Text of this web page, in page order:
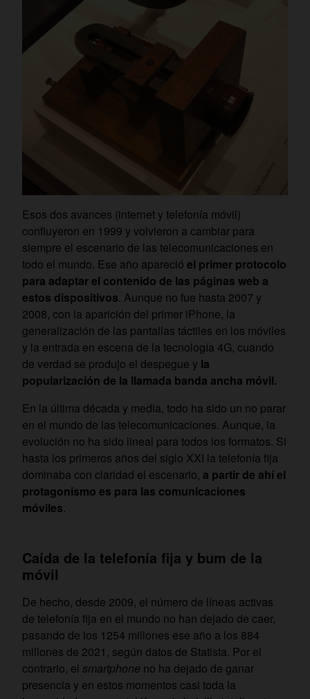
Esos dos avances (internet y telefonía móvil)
confluyeron en 1999 y volvieron a cambiar para
siempre el escenario de las telecomunicaciones en
todo el mundo. Ese año apareció el primer protocolo
para adaptar el contenido de las páginas web a
estos dispositivos. Aunque no fue hasta 2007 y
2008, con la aparición del primer iPhone, la
generalización de las pantallas táctiles en los móviles
y la entrada en escena de la tecnología 4G, cuando
de verdad se produjo el despegue y la
popularización de la llamada banda ancha móvil.
En la última década y media, todo ha sido un no parar
en el mundo de las telecomunicaciones. Aunque, la
evolución no ha sido lineal para todos los formatos. Si
hasta los primeros años del siglo XXI la telefonía fija
dominaba con claridad el escenario, a partir de ahí el
protagonismo es para las comunicaciones
móviles.
Caída de la telefonía fija y bum de la
móvil
De hecho, desde 2009, el número de líneas activas
de telefonía fija en el mundo no han dejado de caer,
pasando de los 1254 millones ese año a los 884
millones de 2021, según datos de Statista. Por el
contrario, el smartphone no ha dejado de ganar
presencia y en estos momentos casi toda la